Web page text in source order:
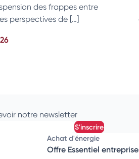
des frappes entre
perspectives de […]
notre newsletter
s'inscrire
Achat d'énergie
Offre Essentiel